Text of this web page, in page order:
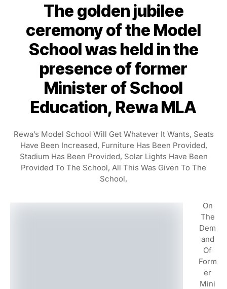
The golden jubilee
ceremony of the Model
School was held in the
presence of former
Minister of School
Education, Rewa MLA
Rewa’s Model School Will Get Whatever It Wants, Seats
Have Been Increased, Furniture Has Been Provided,
Stadium Has Been Provided, Solar Lights Have Been
Provided To The School, All This Was Given To The
School,
On
The
Dem
And
Of
Form
Er
Mini